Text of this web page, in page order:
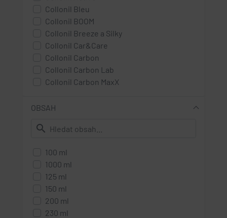
Collonil Bleu
Collonil BOOM
Collonil Breeze a Silky
Collonil Car&Care
Collonil Carbon
Collonil Carbon Lab
Collonil Carbon MaxX
Collonil For my Bags only
OBSAH
search
100 ml
1000 ml
125 ml
150 ml
200 ml
230 ml